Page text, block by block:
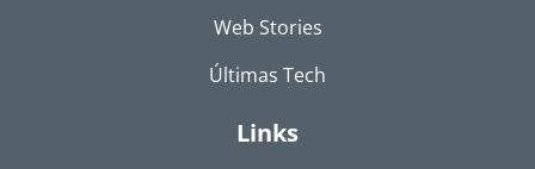
Web Stories
Últimas Tech
Links